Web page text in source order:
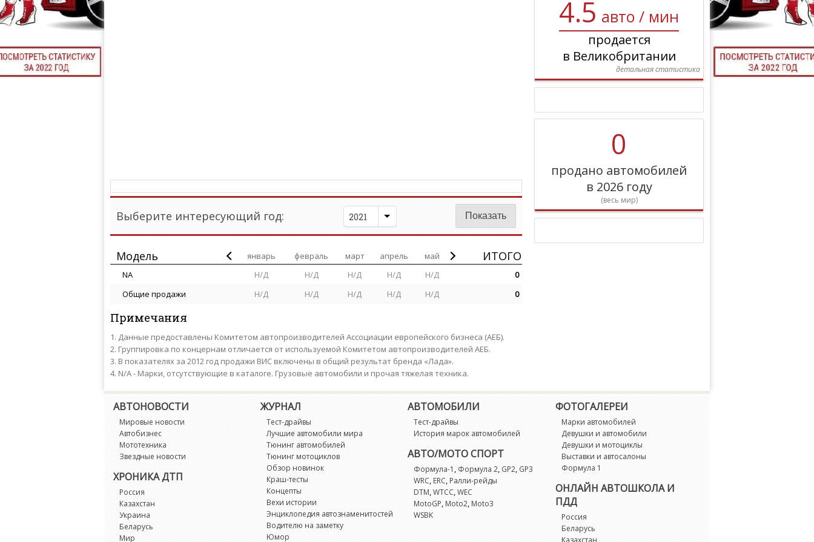
ТЮНИНГ
Выберите интересующий год: 2021
Модель январь февраль март апрель май ИТОГО
NA Н/Д Н/Д Н/Д Н/Д Н/Д
0
Общие продажи
Н/Д Н/Д Н/Д Н/Д Н/Д 0
Примечания
Данные предоставлены Комитетом автопроизводителей Ассоциации европейского бизнеса (АЕБ).
Группировка по концернам отличается от используемой Комитетом автопроизводителей АЕБ.
В показателях за 2012 год продажи ВИС включены в общий результат бренда «Лада».
N/A - Марки, отсутствующие в каталоге. Грузовые автомобили и прочая тяжелая техника.
4.5 авто / мин
продается
в Великобритании
детальная статистика
0
продано автомобилей
в 2026 году
(весь мир)
АВТОНОВОСТИ
Мировые новости
Автобизнес
Мототехника
Звездные новости
ХРОНИКА ДТП
Россия
Казахстан
Украина
Беларусь
Мир
ЖУРНАЛ
Тест-драйвы
Лучшие автомобили мира
Тюнинг автомобилей
Тюнинг мотоциклов
Обзор новинок
Краш-тесты
Концепты
Вехи истории
Энциклопедия автознаменитостей
Водителю на заметку
Юмор
АВТОМОБИЛИ
Тест-драйвы
История марок автомобилей
АВТО/МОТО СПОРТ
Формула-1 , Формула 2, GP2, GP3
WRC,ERC,Ралли-рейды
DTM,WTCC,WEC
MotoGP,Moto2,Moto3
WSBK
ФОТОГАЛЕРЕИ
Марки автомобилей
Девушки и автомобили
Девушки и мотоциклы
Выставки и автосалоны
Формула 1
ОНЛАЙН АВТОШКОЛА И
ПДД
Россия
Беларусь
Казахстан